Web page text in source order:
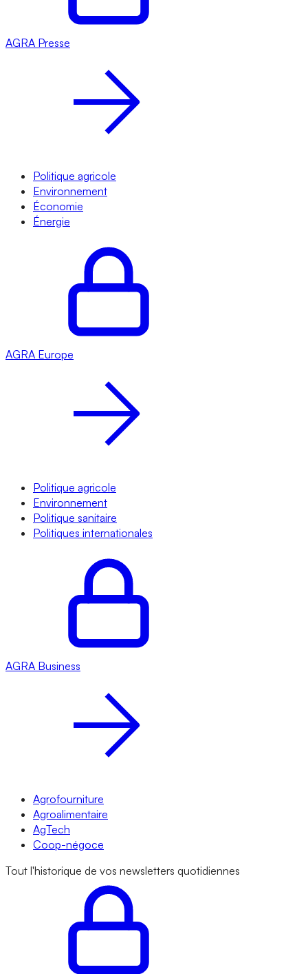
AGRA Presse
Politique agricole
Environnement
Économie
Énergie
AGRA Europe
Politique agricole
Environnement
Politique sanitaire
Politiques internationales
AGRA Business
Agrofourniture
Agroalimentaire
AgTech
Coop-négoce
Tout l'historique de vos newsletters quotidiennes